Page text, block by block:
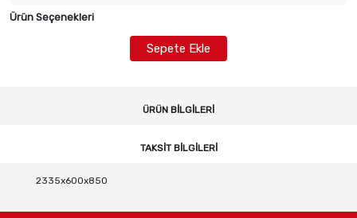
Ürün Seçenekleri
Sepete Ekle
ÜRÜN BILGILERI
TAKSIT BILGILERI
2335x600x850